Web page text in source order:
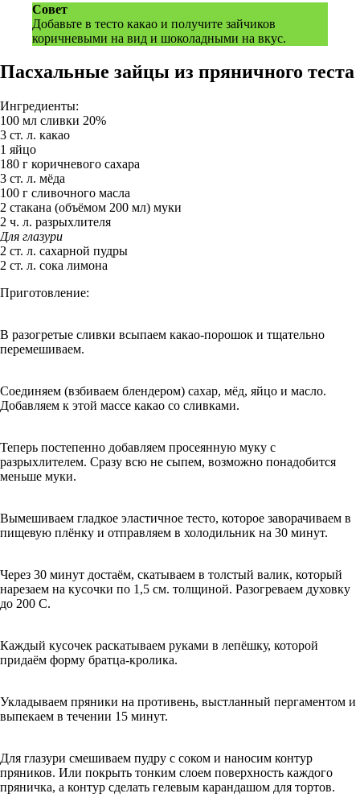
Совет
Добавьте в тесто какао и получите зайчиков
коричневыми на вид и шоколадными на вкус.
Пасхальные зайцы из пряничного теста
Ингредиенты:
100 мл сливки 20%
3 ст. л. какао
1 яйцо
180 г коричневого сахара
3 ст. л. мёда
100 г сливочного масла
2 стакана (объёмом 200 мл) муки
2 ч. л. разрыхлителя
Для глазури
2 ст. л. сахарной пудры
2 ст. л. сока лимона
Приготовление:
В разогретые сливки всыпаем какао-порошок и тщательно
перемешиваем.
Соединяем (взбиваем блендером) сахар, мёд, яйцо и масло.
Добавляем к этой массе какао со сливками.
Теперь постепенно добавляем просеянную муку с
разрыхлителем. Сразу всю не сыпем, возможно понадобится
меньше муки.
Вымешиваем гладкое эластичное тесто, которое заворачиваем в
пищевую плёнку и отправляем в холодильник на 30 минут.
Через 30 минут достаём, скатываем в толстый валик, который
нарезаем на кусочки по 1,5 см. толщиной. Разогреваем духовку
до 200 С.
Каждый кусочек раскатываем руками в лепёшку, которой
придаём форму братца-кролика.
Укладываем пряники на противень, выстланный пергаментом и
выпекаем в течении 15 минут.
Для глазури смешиваем пудру с соком и наносим контур
пряников. Или покрыть тонким слоем поверхность каждого
пряничка, а контур сделать гелевым карандашом для тортов.